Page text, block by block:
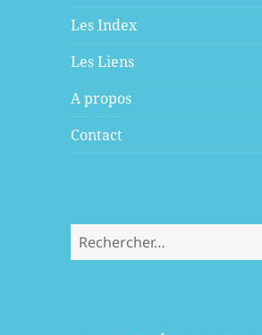
Les Index
Les Liens
A propos
Contact
Rechercher :